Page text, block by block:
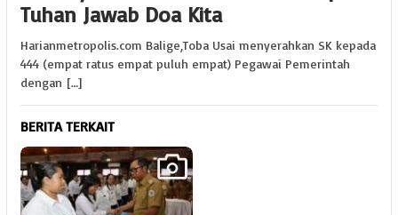
Tuhan Jawab Doa Kita
Harianmetropolis.com Balige,Toba Usai menyerahkan SK kepada
444 (empat ratus empat puluh empat) Pegawai Pemerintah
dengan […]
BERITA TERKAIT